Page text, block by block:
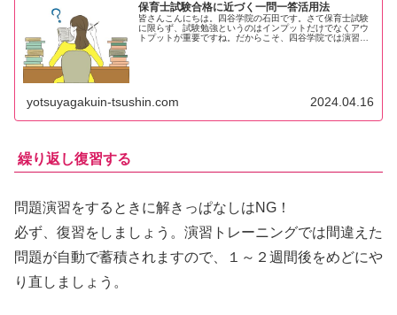
保育士試験合格に近づく一問一答活用法
皆さんこんにちは。四谷学院の石田です。さて保育士試験
に限らず、試験勉強というのはインプットだけでなくアウ
トプットが重要ですね。だからこそ、四谷学院では演習ト
yotsuyagakuin-tsushin.com 2024.04.16
繰り返し復習する
問題演習をするときに解きっぱなしはNG！
必ず、復習をしましょう。演習トレーニングでは間違えた
問題が自動で蓄積されますので、１～２週間後をめどにや
り直しましょう。